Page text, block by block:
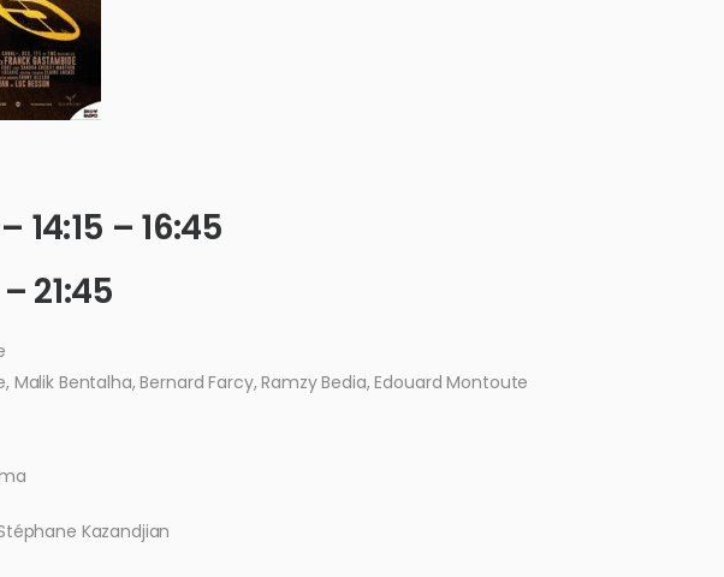
14:15 – 16:45
21:45
Malik Bentalha, Bernard Farcy, Ramzy Bedia, Edouard Montoute
Kazandjian